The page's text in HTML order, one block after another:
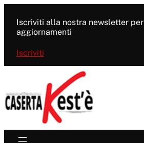
contenuto
Iscriviti alla nostra newsletter
aggiornamenti
Iscriviti